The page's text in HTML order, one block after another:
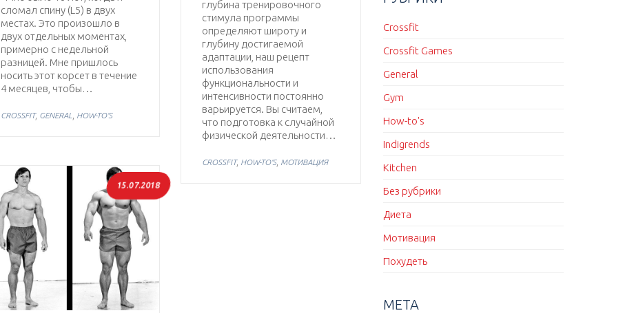
сломал спину (L5) в двух
местах. Это произошло в
двух отдельных моментах,
примерно с недельной
разницей. Мне пришлось
носить этот корсет в течение
4 месяцев, чтобы…
CROSSFIT, GENERAL , HOW-TO'S
глубина тренировочного
стимула программы
определяют широту и
глубину достигаемой
адаптации, наш рецепт
использования
функциональности и
интенсивности постоянно
варьируется. Вы считаем,
что подготовка к случайной
физической деятельности…
CROSSFIT, HOW-TO'S, МОТИВАЦИЯ
15.07.2018
Crossfit
Crossfit Games
General
Gym
How-to's
Indigrends
Kitchen
Без рубрики
Диета
Мотивация
Похудеть
МЕТА